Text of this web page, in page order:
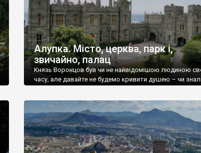
Алупка. Місто, церква, парк і,
звичайно, палац
Князь Воронцов був чи не найвідомішою людиною
часу, але давайте не будемо кривити душею – чи